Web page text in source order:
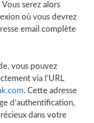
serez alors
où vous devrez
email complète
vous pouvez
via l’URL
. Cette adresse
d’authentification,
dans votre